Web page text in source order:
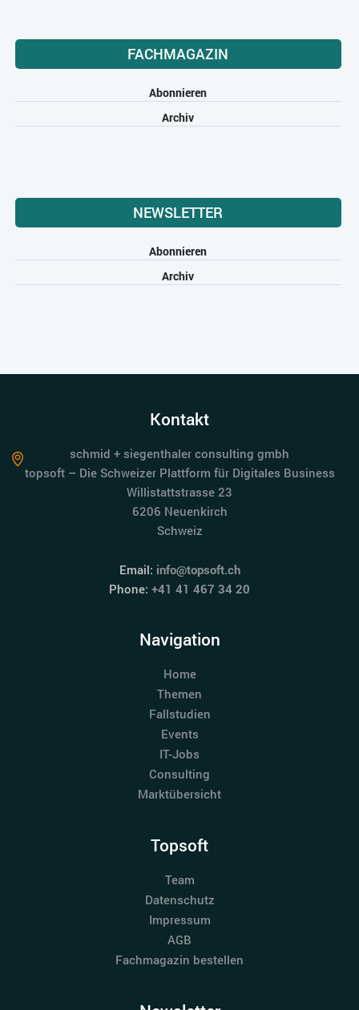
FACHMAGAZIN
Abonnieren
Archiv
NEWSLETTER
Abonnieren
Archiv
Kontakt
schmid + siegenthaler consulting gmbh
topsoft – Die Schweizer Plattform für Digitales Business
Willistattstrasse 23
6206 Neuenkirch
Schweiz
Email: info@topsoft.ch
Phone: +41 41 467 34 20
Navigation
Home
Themen
Fallstudien
Events
IT-Jobs
Consulting
Marktübersicht
Topsoft
Team
Datenschutz
Impressum
AGB
Fachmagazin bestellen